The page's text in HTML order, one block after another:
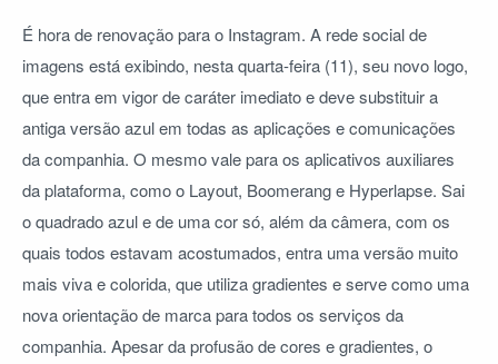
É hora de renovação para o Instagram. A rede social de
imagens está exibindo, nesta quarta-feira (11), seu novo logo,
que entra em vigor de caráter imediato e deve substituir a
antiga versão azul em todas as aplicações e comunicações
da companhia. O mesmo vale para os aplicativos auxiliares
da plataforma, como o Layout, Boomerang e Hyperlapse. Sai
o quadrado azul e de uma cor só, além da câmera, com os
quais todos estavam acostumados, entra uma versão muito
mais viva e colorida, que utiliza gradientes e serve como uma
nova orientação de marca para todos os serviços da
companhia. Apesar da profusão de cores e gradientes, o